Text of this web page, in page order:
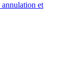
annulation et